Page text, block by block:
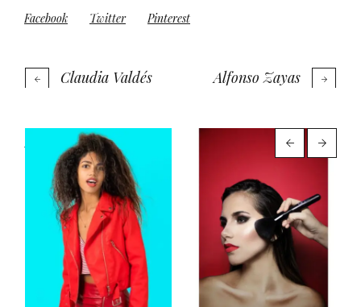
Facebook Twitter Pinterest
Claudia Valdés Alfonso Zayas
More projects